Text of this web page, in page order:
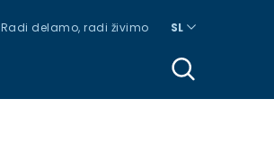
Radi delamo, radi živimo SL